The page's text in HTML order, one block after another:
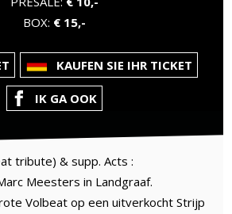
BOX: € 15,-
KAUFEN SIE IHR TICKET
IK GA OOK
tribute) & supp. Acts :
Meesters in Landgraaf.
Volbeat op een uitverkocht Strijp